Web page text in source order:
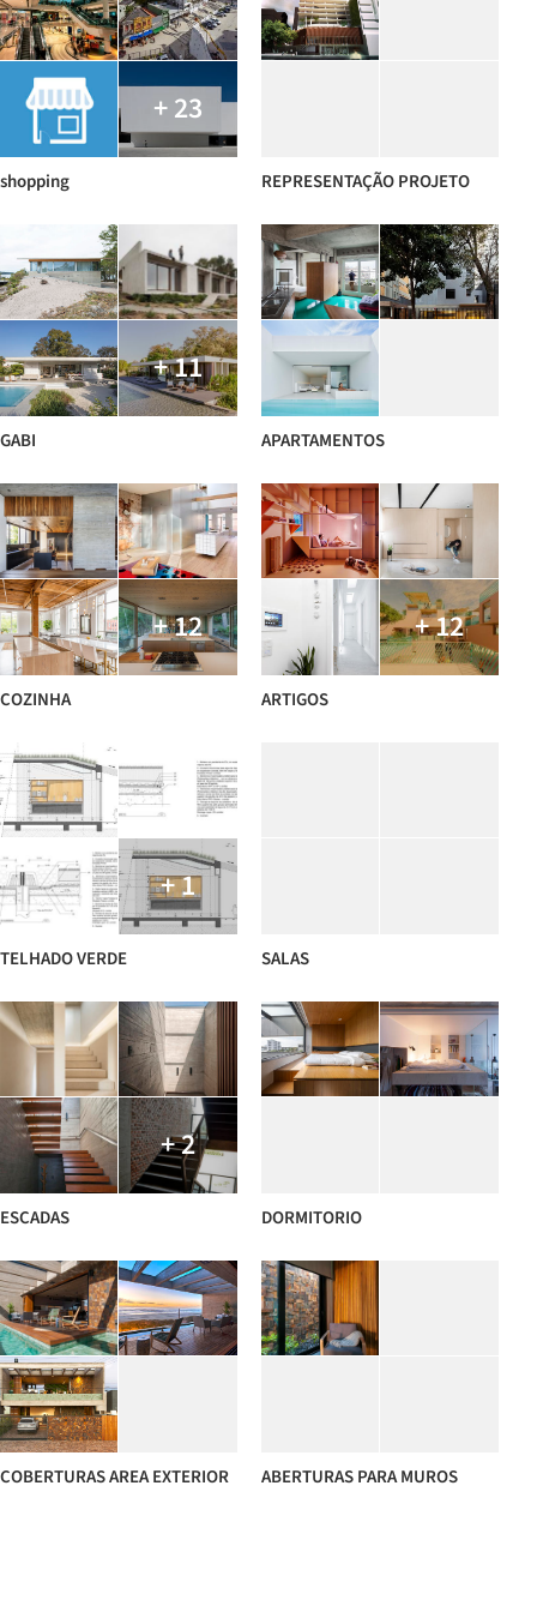
+ 23
shopping REPRESENTAÇÃO PROJETO
+ 11
GABI APARTAMENTOS
+ 12
COZINHA
+ 12
ARTIGOS
+ 1
TELHADO VERDE SALAS
+ 2
ESCADAS DORMITORIO
COBERTURAS AREA EXTERIOR
ABERTURAS PARA MUROS